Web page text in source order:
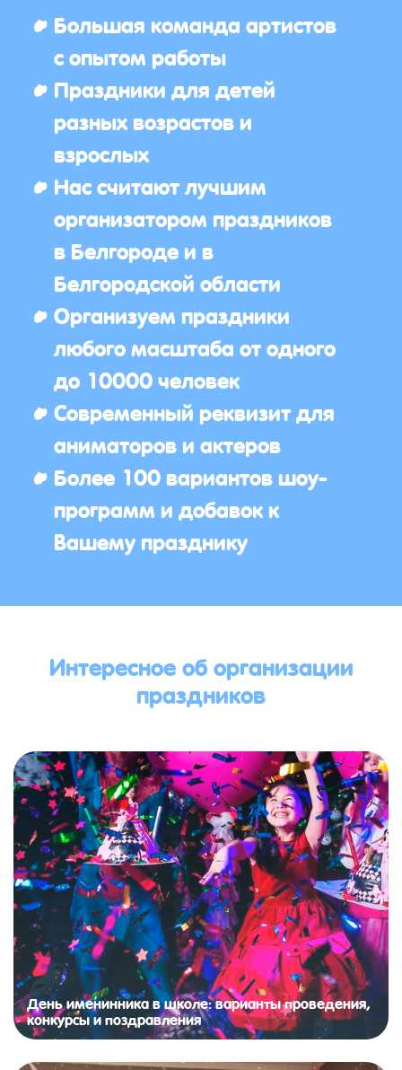
Большая команда артистов
с опытом работы
Праздники для детей
разных возрастов и
взрослых
Нас считают лучшим
организатором праздников
в Белгороде и в
Белгородской области
Организуем праздники
любого масштаба от одного
до 10000 человек
Современный реквизит для
аниматоров и актеров
Более 100 вариантов шоу-
программ и добавок к
Вашему празднику
Интересное об организации
праздников
День именинника в школе: варианты проведения,
конкурсы и поздравления